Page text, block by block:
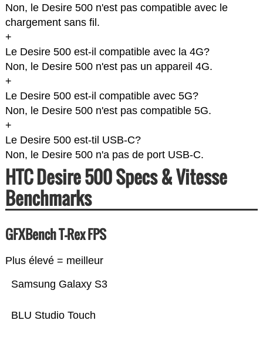
Non, le Desire 500 n'est pas compatible avec le
chargement sans fil.
+
Le Desire 500 est-il compatible avec la 4G?
Non, le Desire 500 n'est pas un appareil 4G.
+
Le Desire 500 est-il compatible avec 5G?
Non, le Desire 500 n'est pas compatible 5G.
+
Le Desire 500 est-til USB-C?
Non, le Desire 500 n'a pas de port USB-C.
HTC Desire 500 Specs & Vitesse
Benchmarks
GFXBench T-Rex FPS
Plus élevé = meilleur
BLU Studio Touch
Samsung Galaxy S3